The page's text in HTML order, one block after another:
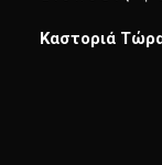
Καστοριά